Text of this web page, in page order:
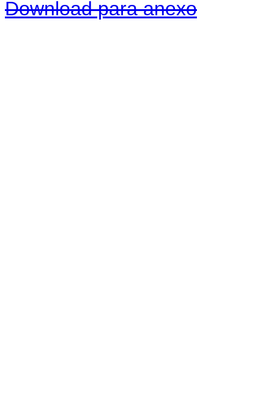
Download para anexo